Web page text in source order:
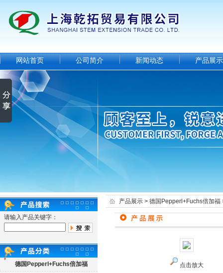
网站首页 公司简介 新闻动态 产品展示
请输入产品关键字：
德国Pepperl+Fuchs倍加福
产品展示 > 德国Pepperl+Fuchs倍加福
点击放大